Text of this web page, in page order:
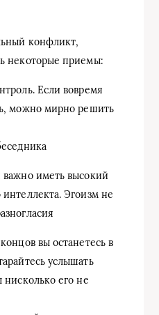
конфликт,
некоторые приемы:
Если вовремя
можно мирно решить
иметь высокий
Эгоизм не
вы останетесь в
услышать
его не